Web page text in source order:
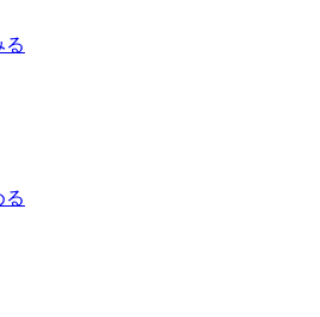
る
る